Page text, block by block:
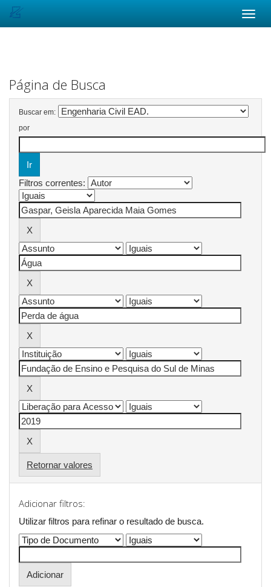
Página de Busca
Buscar em:
por
Filtros correntes:
Retornar valores
Adicionar filtros:
Utilizar filtros para refinar o resultado de busca.